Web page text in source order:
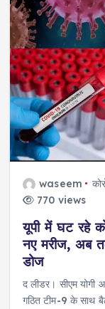
waseem
770 views
यूपी में घट रहे
नए मरीज, अब
डोज
द लीडर। सीएम योगी
गठित टीम-9 के साथ